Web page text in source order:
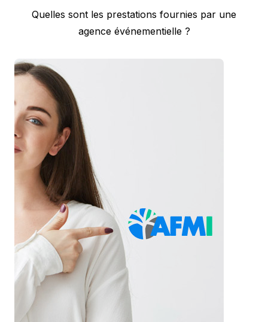
NextQuelles sont les prestations fournies par une
agence événementielle ?